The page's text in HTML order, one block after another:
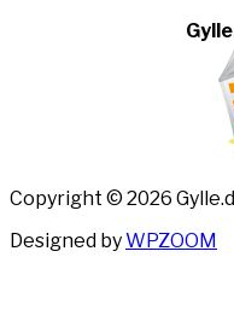
Copyright © 2026
Designed byWPZOOM